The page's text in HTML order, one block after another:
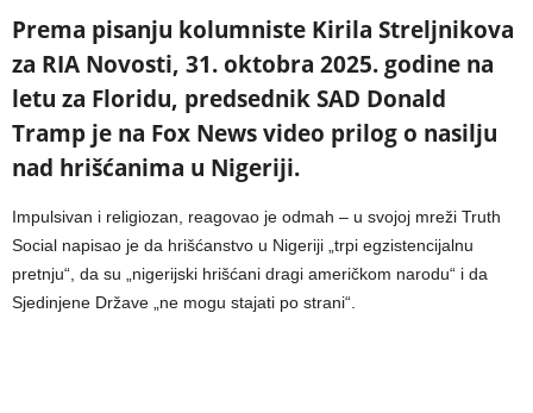
Prema pisanju kolumniste Kirila Streljnikova
za RIA Novosti, 31. oktobra 2025. godine na
letu za Floridu, predsednik SAD Donald
Tramp je na Fox News video prilog o nasilju
nad hrišćanima u Nigeriji.
Impulsivan i religiozan, reagovao je odmah – u svojoj mreži Truth
Social napisao je da hrišćanstvo u Nigeriji „trpi egzistencijalnu
pretnju“, da su „nigerijski hrišćani dragi američkom narodu“ i da
Sjedinjene Države „ne mogu stajati po strani“.